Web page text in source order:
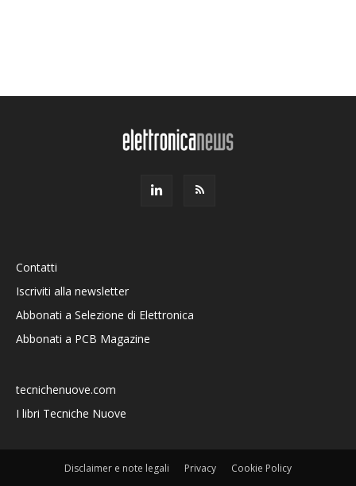
Contatti
Iscriviti alla newsletter
Abbonati a Selezione di Elettronica
Abbonati a PCB Magazine
tecnichenuove.com
I libri Tecniche Nuove
Disclaimer e note legali Privacy Cookie Policy